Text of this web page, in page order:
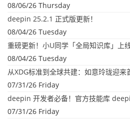
08/06/26 Thursday
deepin 25.2.1 正式版更新！
08/04/26 Tuesday
08/04/26 Tuesday
从XDG标准到全球共建：如意玲珑迎来
07/31/26 Friday
deepin 开发者必备！官方技能库
07/31/26 Friday